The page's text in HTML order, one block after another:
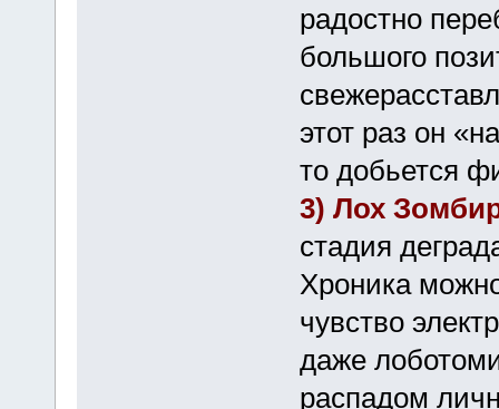
радостно
большого
этот раз он
то добьется
3) Лох
стадия
Хроника
чувство
даже
распадом